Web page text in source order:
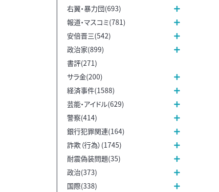
右翼・暴力団(693)
報道・マスコミ(781)
安倍晋三(542)
政治家(899)
書評(271)
サラ金(200)
経済事件(1588)
芸能・アイドル(629)
警察(414)
銀行犯罪関連(164)
詐欺（行為）(1745)
耐震偽装問題(35)
政治(373)
国際(338)